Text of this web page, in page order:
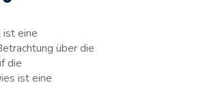
ist eine
über die
die
ist eine